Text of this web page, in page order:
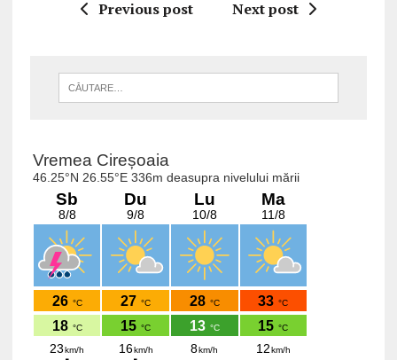
Previous post Next post